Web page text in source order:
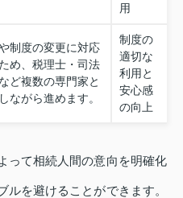
用
制度の変更に対応
め、税理士・司法
ど複数の専門家と
ながら進めます。
制度の
適切な
利用と
安心感
の向上
って相続人間の意向を明確化
を避けることができます。